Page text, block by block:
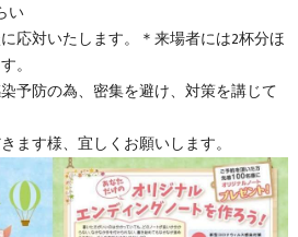
い
応対いたします。＊来場者には2杯分ほ
。
予防の為、密集を避け、対策を講じて
ます様、宜しくお願いします。